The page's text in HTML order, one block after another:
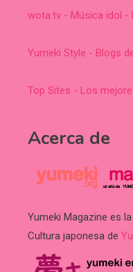
wota.tv - Música idol -
Yumeki Style - Blogs
Top Sites - Los
Acerca de
Yumeki Magazine es
Cultura japonesa de